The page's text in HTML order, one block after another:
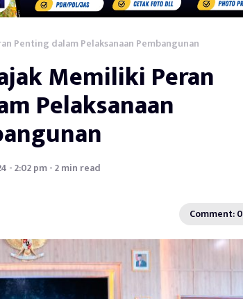
Penting dalam Pelaksanaan Pembangunan
Memiliki Peran
Pelaksanaan
- 2:02 pm - 2 min read
Comment: 0